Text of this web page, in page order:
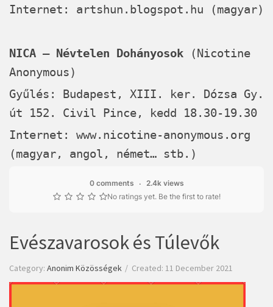
Internet: artshun.blogspot.hu (magyar)
NICA – Névtelen Dohányosok
(Nicotine
Anonymous)
Gyűlés: Budapest, XIII. ker. Dózsa Gy.
út 152. Civil Pince, kedd 18.30-19.30
Internet: www.nicotine-anonymous.org
(magyar, angol, német… stb.)
0 comments
2.4k views
No ratings yet. Be the first to rate!
Evészavarosok és Túlevők
Category: Anonim Közösségek Created: 11 December 2021